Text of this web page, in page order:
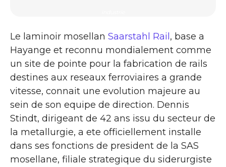
Le laminoir mosellan Saarstahl Rail , base a
Hayange et reconnu mondialement comme
un site de pointe pour la fabrication de rails
destines aux reseaux ferroviaires a grande
vitesse, connait une evolution majeure au
sein de son equipe de direction. Dennis
Stindt, dirigeant de 42 ans issu du secteur de
la metallurgie, a ete officiellement installe
dans ses fonctions de president de la SAS
mosellane, filiale strategique du siderurgiste